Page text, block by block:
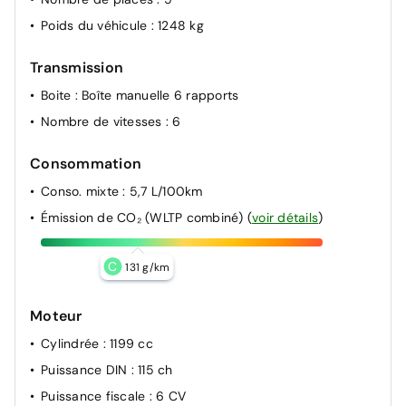
Poids du véhicule : 1248 kg
Transmission
Boite : Boîte manuelle 6 rapports
Nombre de vitesses : 6
Consommation
Conso. mixte: 5,7 L/100km
Émission de CO₂ (WLTP combiné) (voir détails)
C 131 g/km
Moteur
Cylindrée : 1199 cc
Puissance DIN : 115 ch
Puissance fiscale : 6 CV